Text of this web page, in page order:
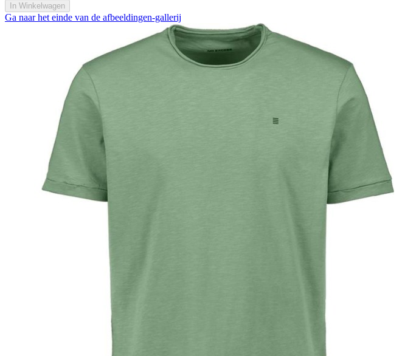
In Winkelwagen
Ga naar het einde van de afbeeldingen-gallerij